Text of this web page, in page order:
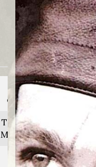
Titolo
originale:
The count of
Monte Cristo
Anno: